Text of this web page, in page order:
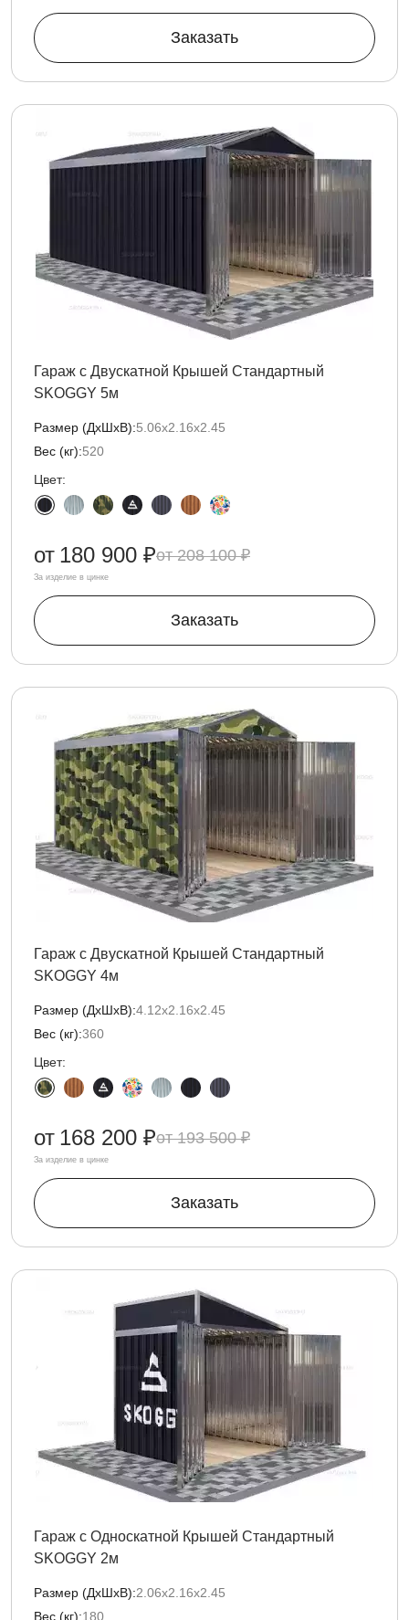
Заказать
Гараж с Двускатной Крышей Стандартный
SKOGGY 5м
Размер (ДxШxВ):5.06х2.16х2.45
Вес (кг):520
Цвет:
208 100 ₽
от 180 900 ₽
За изделие в цинке
Заказать
Гараж с Двускатной Крышей Стандартный
SKOGGY 4м
Размер (ДxШxВ):4.12х2.16х2.45
Вес (кг):360
Цвет:
193 500 ₽
от 168 200 ₽
За изделие в цинке
Заказать
Гараж с Односкатной Крышей Стандартный
SKOGGY 2м
Размер (ДxШxВ):2.06х2.16х2.45
Вес (кг):180